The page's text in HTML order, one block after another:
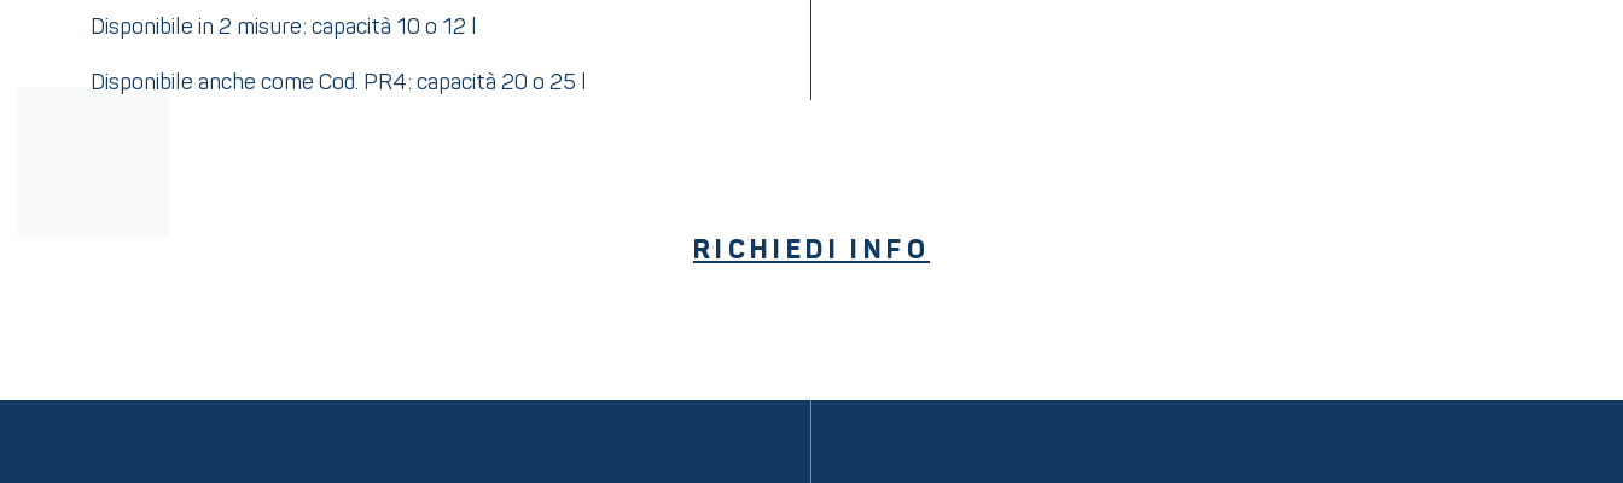
Disponibile in 2 misure: capacità 10 o 12 l
Disponibile anche come Cod. PR4: capacità 20 o 25 l
RICHIEDI INFO